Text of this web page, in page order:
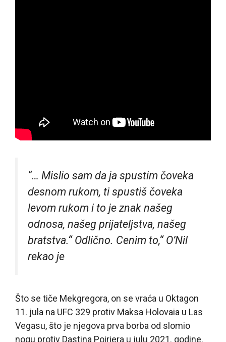
“… Mislio sam da ja spustim čoveka
desnom rukom, ti spustiš čoveka
levom rukom i to je znak našeg
odnosa, našeg prijateljstva, našeg
bratstva.“ Odlično. Cenim to,“ O’Nil
rekao je
Što se tiče Mekgregora, on se vraća u Oktagon
11. jula na UFC 329 protiv Maksa Holovaia u Las
Vegasu, što je njegova prva borba od slomio
nogu protiv Dastina Poiriera u julu 2021. godine.